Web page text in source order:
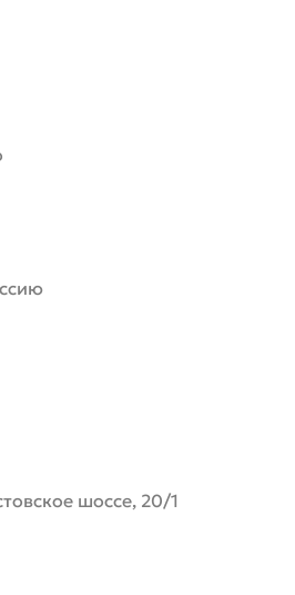
шоссе, 20/1